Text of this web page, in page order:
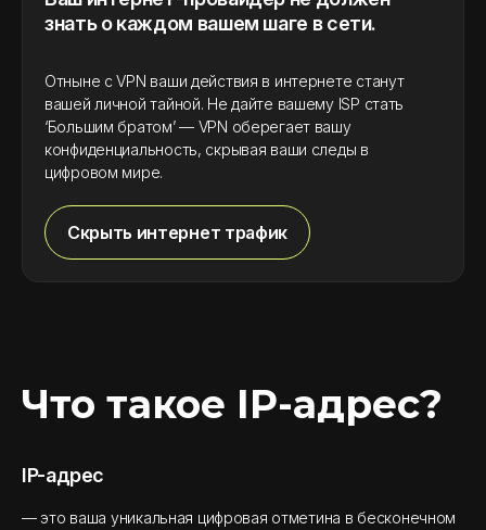
знать о каждом вашем шаге в сети.
Отныне с VPN ваши действия в интернете станут
вашей личной тайной. Не дайте вашему ISP стать
‘Большим братом’ — VPN оберегает вашу
конфиденциальность, скрывая ваши следы в
цифровом мире.
Скрыть интернет трафик
Что такое IP-адрес?
IP-адрес
— это ваша уникальная цифровая отметина в бесконечном